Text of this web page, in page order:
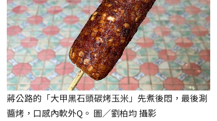
蔣公路的「大甲黑石頭碳烤玉米」先煮後悶，最後涮
醬烤，口感內軟外Q。 圖／劉柏均 攝影